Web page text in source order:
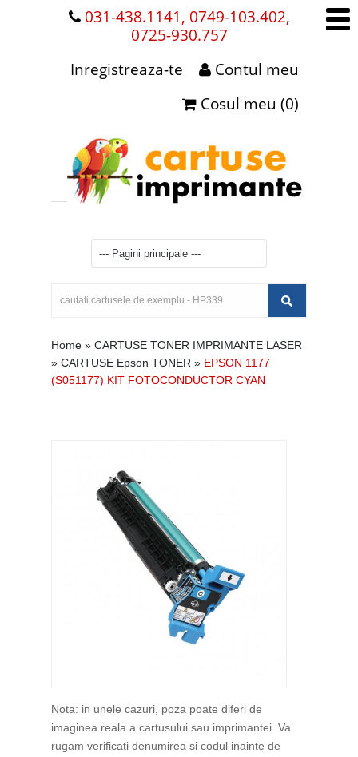
031-438.1141, 0749-103.402,
0725-930.757
Contul meu
Inregistreaza-te
Cosul meu (0)
Home » CARTUSE TONER IMPRIMANTE LASER
» CARTUSE Epson TONER » EPSON 1177
(S051177) KIT FOTOCONDUCTOR CYAN
Nota: in unele cazuri, poza poate diferi de
imaginea reala a cartusului sau imprimantei. Va
rugam verificati denumirea si codul inainte de